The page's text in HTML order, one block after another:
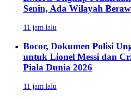
Senin, Ada Wilayah
11 jam lalu
Bocor, Dokumen Polisi
untuk Lionel Messi dan
Piala Dunia 2026
11 jam lalu